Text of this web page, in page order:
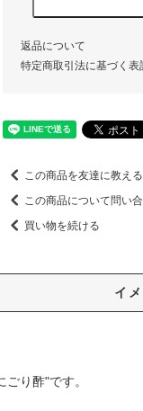
返品について
特定商取引法に基づく表
この商品を友達に教える
この商品について問い
買い物を続ける
イ
り酢"です。